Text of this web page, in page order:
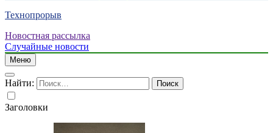
Технопрорыв
Новостная рассылка
Случайные новости
Меню
Найти:
Заголовки